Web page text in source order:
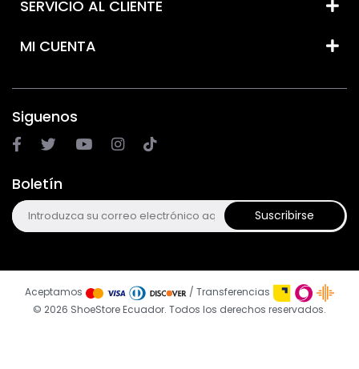
SERVICIO AL CLIENTE
MI CUENTA
Siguenos
Boletín
Suscribirse
© 2026 ShoeStore Ecuador. Todos los derechos reservados.
Aceptamos / Transferencias